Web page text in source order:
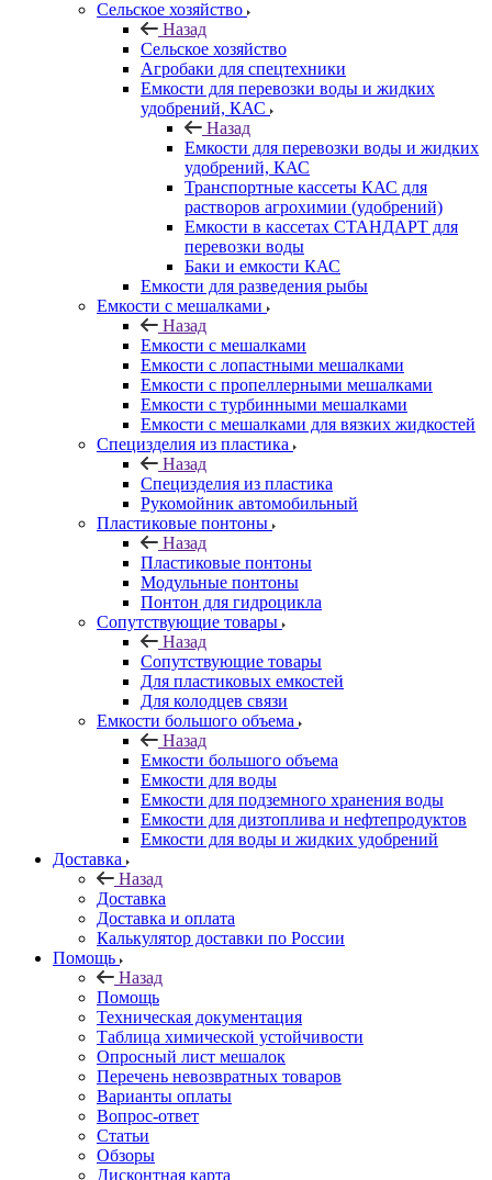
Сельское хозяйство
Назад
Сельское хозяйство
Агробаки для спецтехники
Емкости для перевозки воды и жидких
удобрений, КАС
Назад
Емкости для перевозки воды и жидких
удобрений, КАС
Транспортные кассеты КАС для
растворов агрохимии (удобрений)
Емкости в кассетах СТАНДАРТ для
перевозки воды
Баки и емкости КАС
Емкости для разведения рыбы
Емкости с мешалками
Назад
Емкости с мешалками
Емкости с лопастными мешалками
Емкости с пропеллерными мешалками
Емкости с турбинными мешалками
Емкости с мешалками для вязких жидкостей
Специзделия из пластика
Назад
Специзделия из пластика
Рукомойник автомобильный
Пластиковые понтоны
Назад
Пластиковые понтоны
Модульные понтоны
Понтон для гидроцикла
Сопутствующие товары
Назад
Сопутствующие товары
Для пластиковых емкостей
Для колодцев связи
Емкости большого объема
Назад
Емкости большого объема
Емкости для воды
Емкости для подземного хранения воды
Емкости для дизтоплива и нефтепродуктов
Емкости для воды и жидких удобрений
Доставка
Назад
Доставка
Доставка и оплата
Калькулятор доставки по России
Помощь
Назад
Помощь
Техническая документация
Таблица химической устойчивости
Опросный лист мешалок
Перечень невозвратных товаров
Варианты оплаты
Вопрос-ответ
Статьи
Обзоры
Дисконтная карта